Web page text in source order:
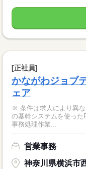
[正社員]
かながわジョブ
ェア
※ 条件は求人により異なります。 【仕事内容例
の基幹システムを使っ
事務処理作業...
営業事務
神奈川県横浜市